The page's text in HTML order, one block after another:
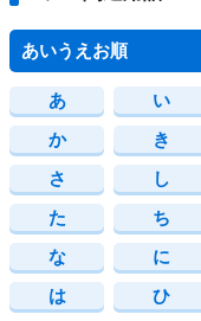
あいうえお順
あ い
か
き
さ
し
た
ち
な
に
は
ひ